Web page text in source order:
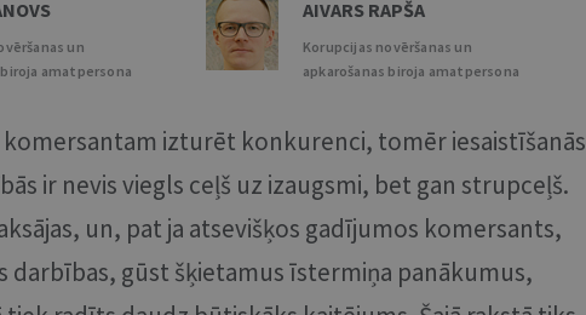
un
biroja amatpersona
AIVARS RAPŠA
Korupcijas novēršanas un
apkarošanas biroja amatpersona
izturēt konkurenci, tomēr iesaistīšanās
ir nevis viegls ceļš uz izaugsmi, bet gan strupceļš.
un, pat ja atsevišķos gadījumos komersants,
gūst šķietamus īstermiņa panākumus,